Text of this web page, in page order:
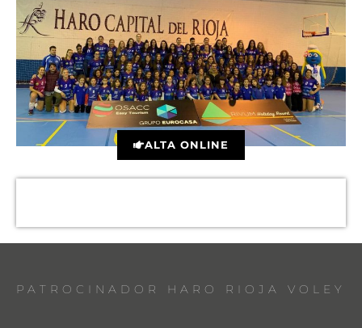
ALTA ONLINE
PATROCINADOR HARO RIOJA VOLEY